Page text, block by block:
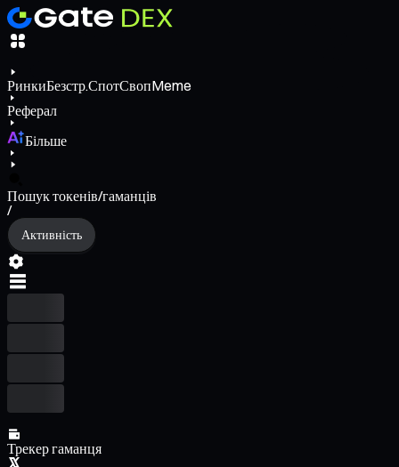
РинкиБезстр.СпотСвопMeme
Реферал
Більше
Пошук токенів/гаманців
/
Активність
Трекер гаманця